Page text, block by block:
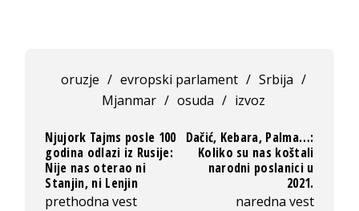
oruzje / evropski parlament / Srbija /
Mjanmar / osuda / izvoz
Njujork Tajms posle 100
godina odlazi iz Rusije:
Nije nas oterao ni
Stanjin, ni Lenjin
prethodna vest
Dačić, Kebara, Palma…:
Koliko su nas koštali
narodni poslanici u
2021.
naredna vest